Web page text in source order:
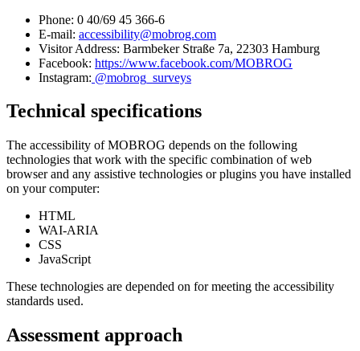
Phone: 0 40/69 45 366-6
E-mail: accessibility@mobrog.com
Visitor Address: Barmbeker Straße 7a, 22303 Hamburg
Facebook: https://www.facebook.com/MOBROG
Instagram: @mobrog_surveys
Technical specifications
The accessibility of MOBROG depends on the following
technologies that work with the specific combination of web
browser and any assistive technologies or plugins you have installed
on your computer:
HTML
WAI-ARIA
CSS
JavaScript
These technologies are depended on for meeting the accessibility
standards used.
Assessment approach